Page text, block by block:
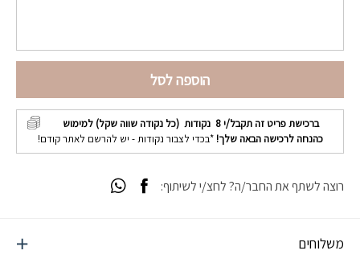
הוספה לסל
ברכישת פריט זה תקבל/י8 נקודות (כל נקודה שווה שקל) למימוש
כהנחה לרכישה הבאה שלך! *בכדי לצבור נקודות - יש להרשם לאתר קודם!
משלוחים
רוצה לשתף את החבר/ה? לחצ/י לשיתוף: